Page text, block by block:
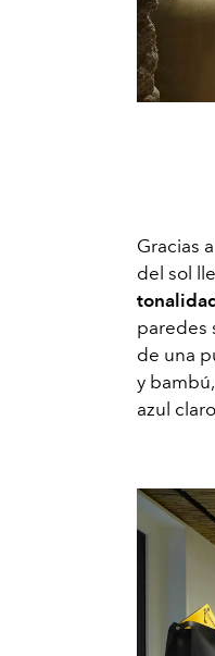
Gracias
del sol
paredes
de una
y
azul